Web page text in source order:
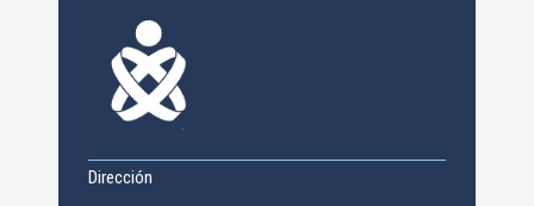
Dirección